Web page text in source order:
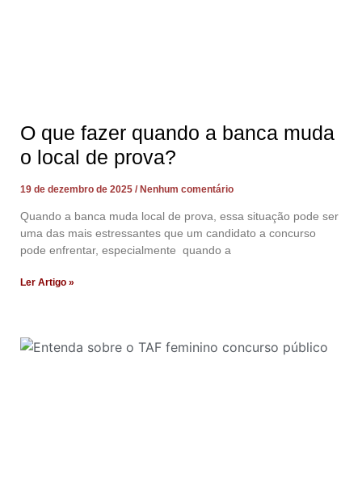
O que fazer quando a banca muda
o local de prova?
19 de dezembro de 2025 Nenhum comentário
Quando a banca muda local de prova, essa situação pode ser
uma das mais estressantes que um candidato a concurso
pode enfrentar, especialmente quando a
Ler Artigo »